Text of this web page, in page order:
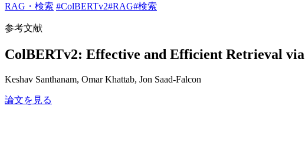
RAG・検索 #ColBERTv2#RAG#検索
参考文献
ColBERTv2: Effective and Efficient Retrieval
Keshav Santhanam, Omar Khattab, Jon Saad-Falcon
論文を見る